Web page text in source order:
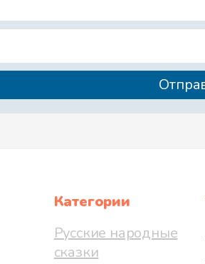
Категории
Русские народные
сказки